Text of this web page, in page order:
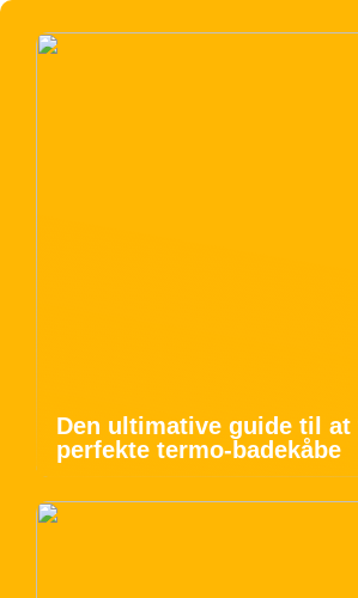
Den ultimative guide til
perfekte termo-badekåbe